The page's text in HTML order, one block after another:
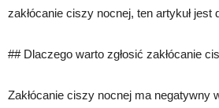
zakłócanie ciszy nocnej, ten artykuł jest
## Dlaczego warto zgłosić zakłócanie
Zakłócanie ciszy nocnej ma negatywny